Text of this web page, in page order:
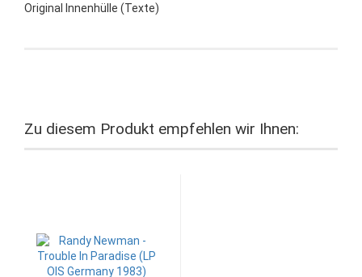
Original Innenhülle (Texte)
Zu diesem Produkt empfehlen wir Ihnen: